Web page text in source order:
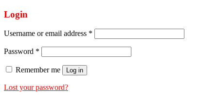
Login
Username or email address *
Password *
Remember me Log in
Lost your password?